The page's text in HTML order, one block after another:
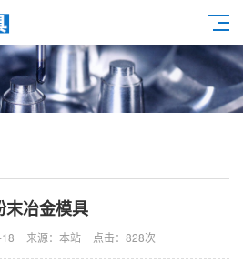
末冶金模具
来源：本站 点击：828次